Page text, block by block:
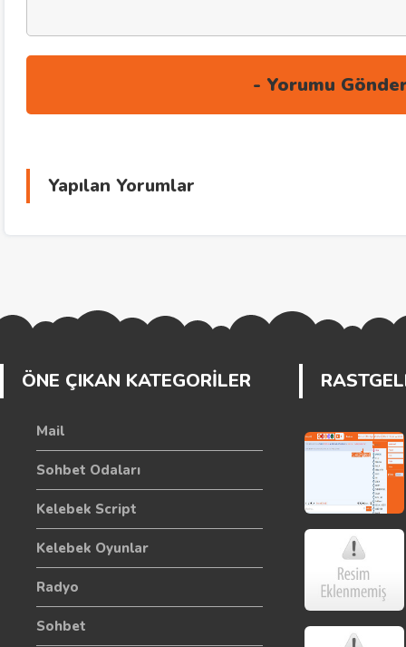
Yapılan Yorumlar
ÖNE ÇIKAN KATEGORİLER
Mail
Sohbet Odaları
Kelebek Script
Kelebek Oyunlar
Radyo
Sohbet